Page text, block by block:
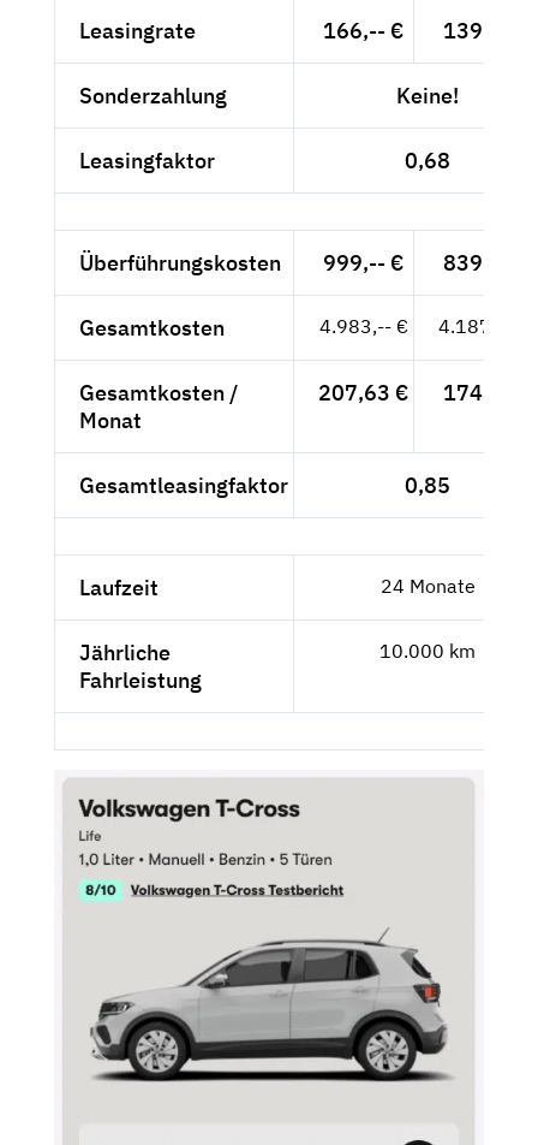
Leasingrate 166,-- € 139,50 €
Sonderzahlung Keine!
Leasingfaktor 0,68
Überführungskosten 999,-- € 839,50 €
Gesamtkosten 4.983,-- € 4.187,39 €
Gesamtkosten /
Monat
207,63 € 174,47 €
Gesamtleasingfaktor 0,85
Laufzeit 24 Monate
Jährliche
Fahrleistung
10.000 km